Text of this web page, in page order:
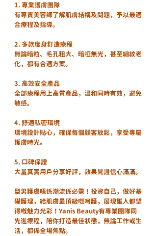
1. 專業護膚團隊
有專責美容師了解肌膚結構及問題，予以最適
合療程及指導。
2. 多款度身訂造療程
無論暗粒、毛孔粗大、暗啞無光，甚至細紋老
化，都有合適方案。
3. 高效安全產品
全部療程用上高質產品，溫和同時有效，避免
敏感。
4. 舒適私密環境
環境設計貼心，確保每個顧客放鬆，享受專屬
護膚時光。
5. 口碑保證
大量真實用戶分享好評，效果見證信心滿滿。
型男護膚唔係潮流係必需！投資自己，做好基
礎護理，給肌膚最頂級嘅呵護，展現誰人都望
得嘅魅力光彩！Yanis Beauty有專業團隊同
先進療程，陪你打造最佳狀態，無論工作或生
活，都係全場焦點。